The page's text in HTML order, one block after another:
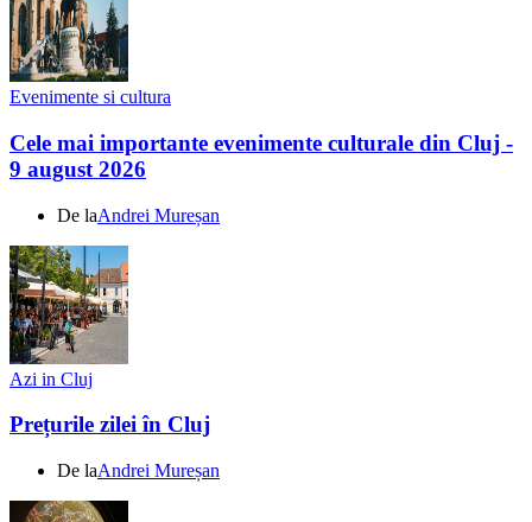
Evenimente si cultura
Cele mai importante evenimente culturale din Cluj -
9 august 2026
De laAndrei Mureșan
Azi in Cluj
Prețurile zilei în Cluj
De laAndrei Mureșan